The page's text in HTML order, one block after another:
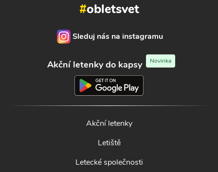
#obletsvet
Sleduj nás na instagramu
Akční letenky do kapsy Novinka
Akční letenky
Letiště
Letecké společnosti